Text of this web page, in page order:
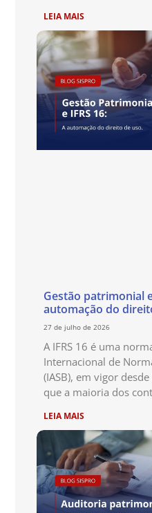
LEIA MAIS
Gestão patrimonial e
automação do
27 de julho de 2026
A IFRS 16 é uma
Internacional de
(IASB), em vigor
que a maioria dos
LEIA MAIS